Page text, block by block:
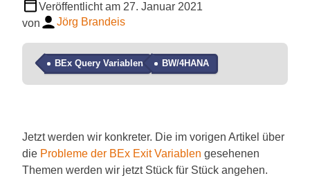
Veröffentlicht am 27. Januar 2021
von
Jörg Brandeis
BEx Query Variablen BW/4HANA
Jetzt werden wir konkreter. Die im vorigen Artikel über
die Probleme der BEx Exit Variablen gesehenen
Themen werden wir jetzt Stück für Stück angehen.